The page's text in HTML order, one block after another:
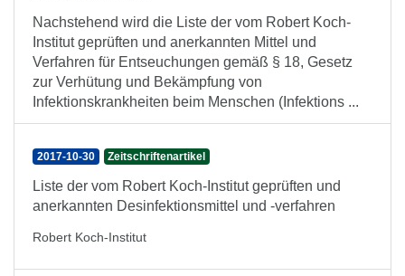
Nachstehend wird die Liste der vom Robert Koch-
Institut geprüften und anerkannten Mittel und
Verfahren für Entseuchungen gemäß § 18, Gesetz
zur Verhütung und Bekämpfung von
Infektionskrankheiten beim Menschen (Infektions ...
2017-10-30 Zeitschriftenartikel
Liste der vom Robert Koch-Institut geprüften und
anerkannten Desinfektionsmittel und -verfahren
Robert Koch-Institut